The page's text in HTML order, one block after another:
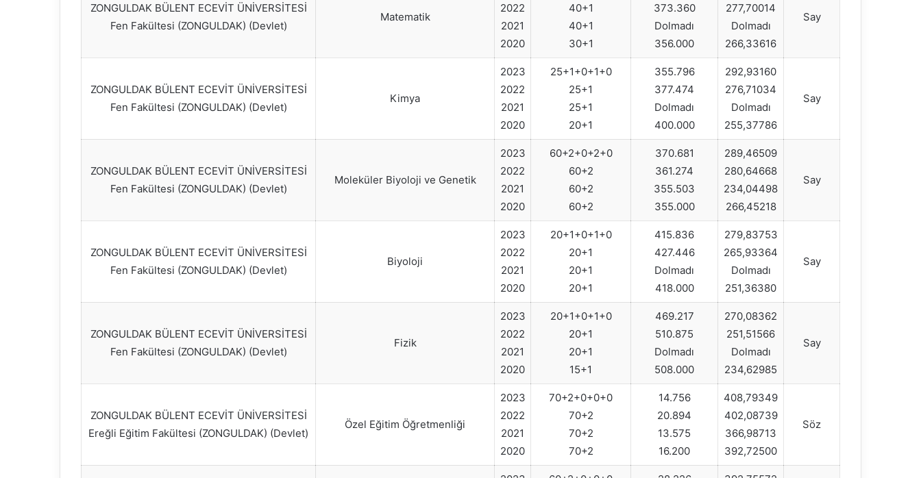
ZONGULDAK BÜLENT ECEVİT ÜNİVERSİTESİ
Fen Fakültesi (ZONGULDAK) (Devlet)
Matematik
2022
2021
2020
40+1
40+1
30+1
373.360
Dolmadı
356.000
277,70014
Dolmadı
266,33616
Say
ZONGULDAK BÜLENT ECEVİT ÜNİVERSİTESİ
Fen Fakültesi (ZONGULDAK) (Devlet)
Kimya
2023
2022
2021
2020
25+1+0+1+0
25+1
25+1
20+1
355.796
377.474
Dolmadı
400.000
292,93160
276,71034
Dolmadı
255,37786
Say
ZONGULDAK BÜLENT ECEVİT ÜNİVERSİTESİ
Fen Fakültesi (ZONGULDAK) (Devlet)
Moleküler Biyoloji ve Genetik
2023
2022
2021
2020
60+2+0+2+0
60+2
60+2
60+2
370.681
361.274
355.503
355.000
289,46509
280,64668
234,04498
266,45218
Say
ZONGULDAK BÜLENT ECEVİT ÜNİVERSİTESİ
Fen Fakültesi (ZONGULDAK) (Devlet)
Biyoloji
2023
2022
2021
2020
20+1+0+1+0
20+1
20+1
20+1
415.836
427.446
Dolmadı
418.000
279,83753
265,93364
Dolmadı
251,36380
Say
ZONGULDAK BÜLENT ECEVİT ÜNİVERSİTESİ
Fen Fakültesi (ZONGULDAK) (Devlet)
Fizik
2023
2022
2021
2020
20+1+0+1+0
20+1
20+1
15+1
469.217
510.875
Dolmadı
508.000
270,08362
251,51566
Dolmadı
234,62985
Say
ZONGULDAK BÜLENT ECEVİT ÜNİVERSİTESİ
Ereğli Eğitim Fakültesi (ZONGULDAK) (Devlet)
Özel Eğitim Öğretmenliği
2023
2022
2021
2020
70+2+0+0+0
70+2
70+2
70+2
14.756
20.894
13.575
16.200
408,79349
402,08739
366,98713
392,72500
Söz